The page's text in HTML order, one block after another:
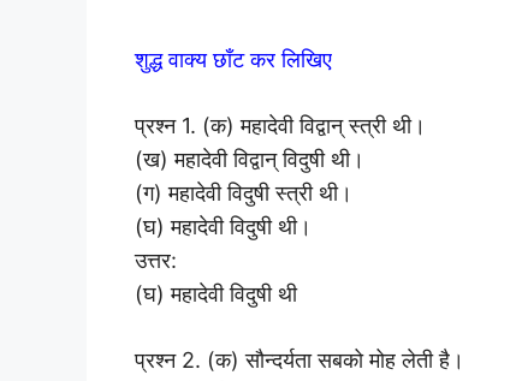
शुद्ध वाक्य छाँट कर लिखिए
प्रश्न 1. (क) महादेवी विद्वान् स्त्री थी।
(ख) महादेवी विद्वान् विदुषी थी।
(ग) महादेवी विदुषी स्त्री थी।
(घ) महादेवी विदुषी थी।
उत्तर:
(घ) महादेवी विदुषी थी
प्रश्न 2. (क) सौन्दर्यता सबको मोह लेती है।